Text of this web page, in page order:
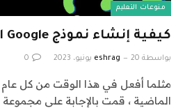
منوعات التعليم
كيفية إنشاء نموذج Google الأول الخاص بك
بواسطة eshrag 20 يونيو، 2023 0
مثلما أفعل في هذا الوقت من كل عام ،
الماضية ، قمت بالإجابة على مجموعة